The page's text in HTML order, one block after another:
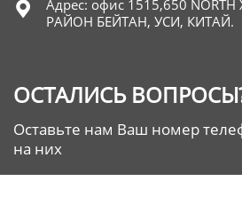

Адрес: офис 1515,650 NORTH
РАЙОН БЕЙТАН, УСИ, КИТАЙ.
ОСТАЛИСЬ
Оставьте нам Ваш номер
на них